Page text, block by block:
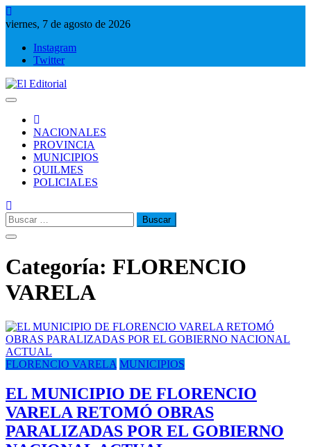
Saltar
al
viernes, 7 de agosto de 2026
Instagram
Twitter
NACIONALES
PROVINCIA
MUNICIPIOS
QUILMES
POLICIALES
Buscar:
Categoría: FLORENCIO
VARELA
FLORENCIO VARELA MUNICIPIOS
EL MUNICIPIO DE FLORENCIO
VARELA RETOMÓ OBRAS
PARALIZADAS POR EL GOBIERNO